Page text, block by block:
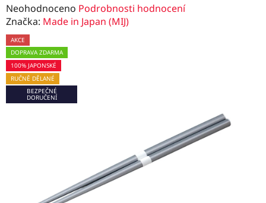
Průměrné
hodnocení
produktu
je
0,0
z
5
hvězdiček.
Neohodnoceno Podrobnosti hodnocení
Značka: Made in Japan (MIJ)
AKCE
DOPRAVA ZDARMA
100% JAPONSKÉ
RUČNĚ DĚLANÉ
BEZPEČNÉ
DORUČENÍ